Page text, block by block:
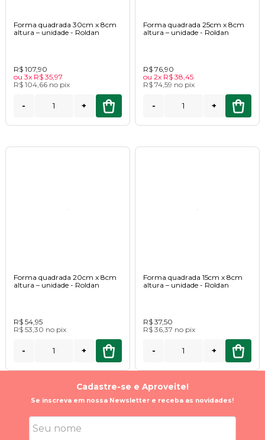
Forma quadrada 30cm x 8cm
altura – unidade - Roldan
R$ 107,90
ou 3x R$ 35,97
R$ 104,66 no pix
- +
Forma quadrada 25cm x 8cm
altura – unidade - Roldan
R$ 76,90
ou 2x R$ 38,45
R$ 74,59 no pix
- +
Forma quadrada 20cm x 8cm
altura – unidade - Roldan
R$ 54,95
R$ 53,30 no pix
- +
Forma quadrada 15cm x 8cm
altura – unidade - Roldan
R$ 37,50
R$ 36,37 no pix
- +
Cadastre-se e Aproveite!
Se inscreva em nossa Newsletter e receba as novidades!